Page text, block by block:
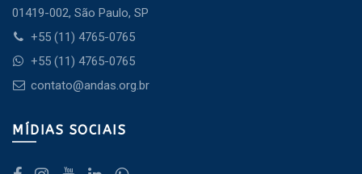
01419-002, São Paulo, SP
+55 (11) 4765-0765
+55 (11) 4765-0765
contato@andas.org.br
MÍDIAS SOCIAIS